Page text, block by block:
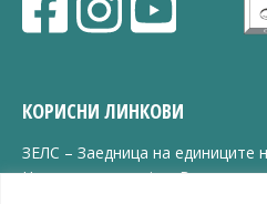
КОРИСНИ ЛИНКОВИ
ЗЕЛС – Заедница на единиците
Центар за развој на Вардарски